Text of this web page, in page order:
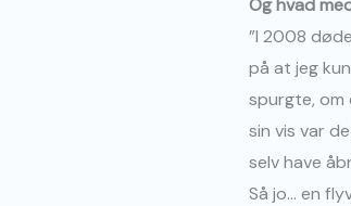
Og hvad
”I 2008
på at jeg
spurgte, om
sin vis var
selv have
Så jo… en